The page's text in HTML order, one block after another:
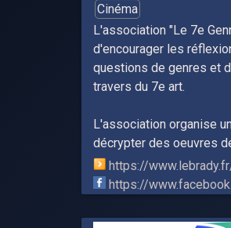
Cinéma
L'association "Le 7e
d'encourager les
questions de genres et
travers du 7e art.
L'association organise
décrypter des oeuvres
https://
https://